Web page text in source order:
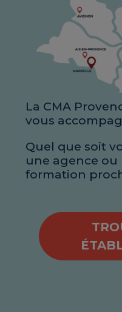
La CMA
vous
Quel que soit
une agence ou
formation